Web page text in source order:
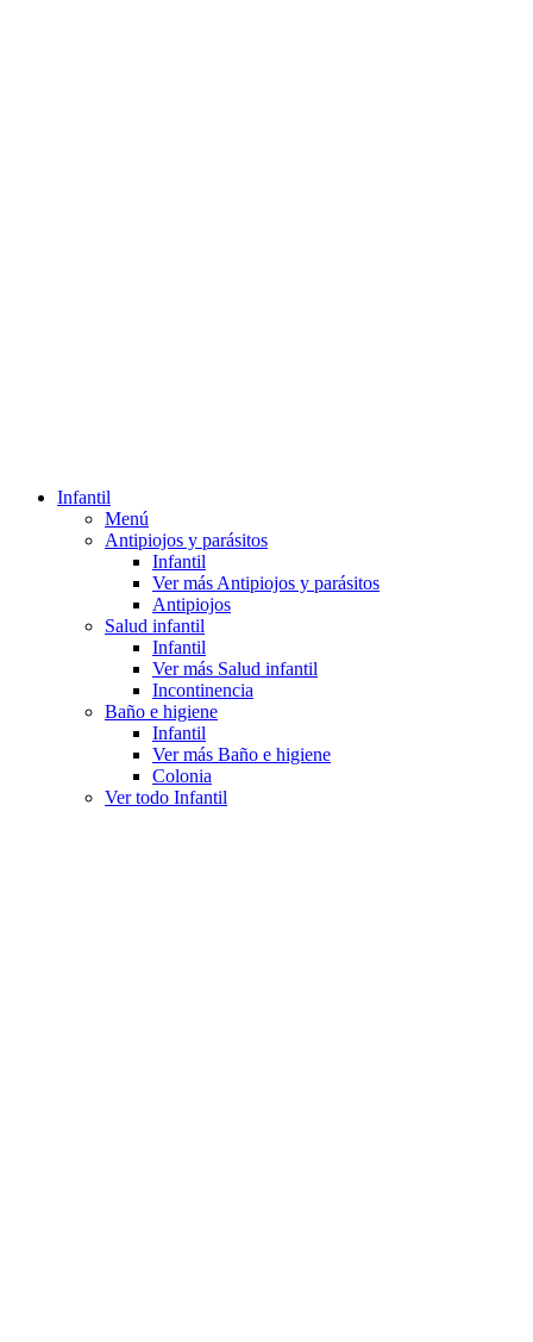
Infantil
Menú
Antipiojos y parásitos
Infantil
Ver más Antipiojos y parásitos
Antipiojos
Salud infantil
Infantil
Ver más Salud infantil
Incontinencia
Baño e higiene
Infantil
Ver más Baño e higiene
Colonia
Ver todo Infantil